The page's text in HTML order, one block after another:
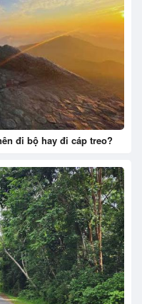
đi bộ hay đi cáp treo?